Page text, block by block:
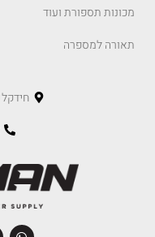
מכונות תספורת ועוד
תאורה למספרה
חידקל 9 איזור התעשיה יבנה